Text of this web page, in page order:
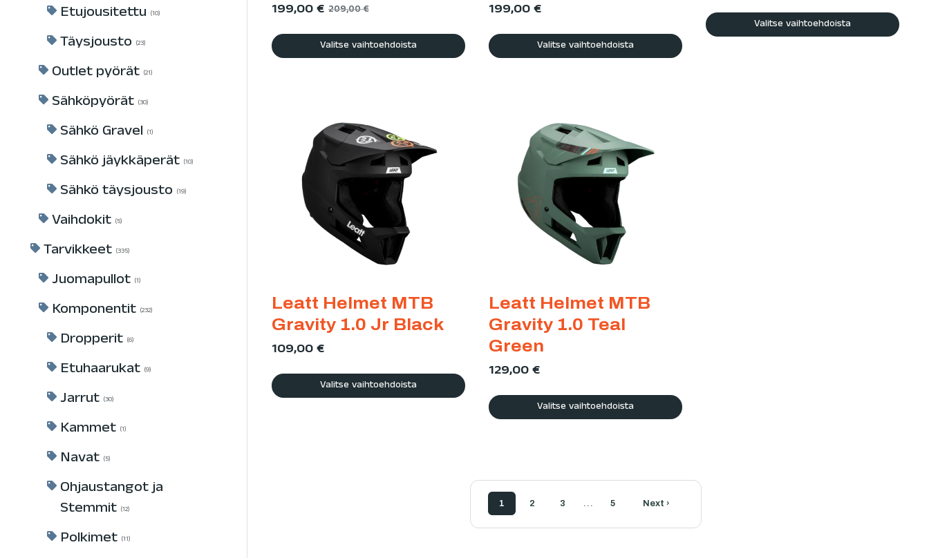
199,00€ 209,00€
Valitse vaihtoehdoista
199,00€
Valitse vaihtoehdoista
Valitse vaihtoehdoista
Leatt Helmet MTB
Gravity 1.0 Jr Black
109,00€
Valitse vaihtoehdoista
Leatt Helmet MTB
Gravity 1.0 Teal
Green
129,00€
Valitse vaihtoehdoista
1 2 3 … 5 Next ›
Etujousitettu 10
Täysjousto 23
Outlet pyörät 21
Sähköpyörät 30
Sähkö Gravel 1
Sähkö jäykkäperät 10
Sähkö täysjousto 19
Vaihdokit 5
Tarvikkeet 335
Juomapullot 1
Komponentit 232
Dropperit 6
Etuhaarukat 9
Jarrut 30
Kammet 1
Navat 5
Ohjaustangot ja
Stemmit
12
Polkimet 11